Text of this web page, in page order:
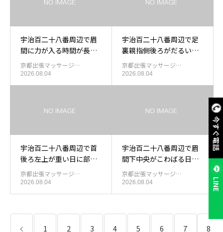
今すぐ電話
LINE
宇治百二十八番周辺で眉
間に力が入る時間が長く
なったあと眉間まわりを
休める出張マッサージ
京都出張マッサージ…
2026.08.04
宇治百二十八番周辺で足
裏親指側後ろがだるい日
の出張もみほぐし
京都出張マッサージ…
2026.08.04
宇治百二十八番周辺で首
後ろ左上が重い日に部屋
で受ける出張もみほぐし
京都出張マッサージ…
2026.08.04
宇治百二十八番周辺で眉
間下中央がこわばる日に
出張もみほぐしを使う目
安
京都出張マッサージ…
2026.08.04
1 2 3 4 5 6 7 8